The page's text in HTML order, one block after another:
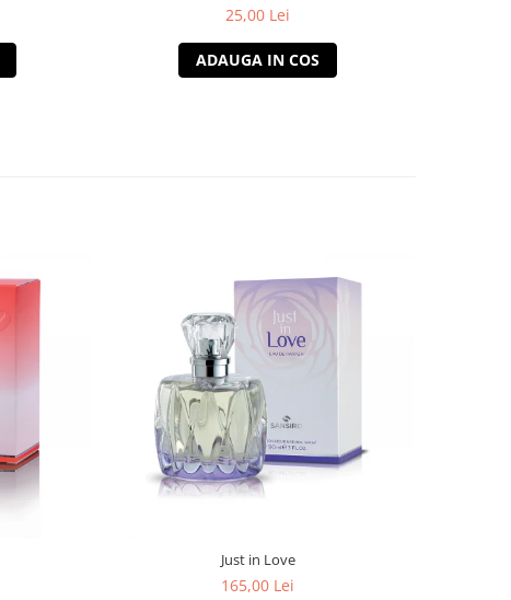
25,00 Lei
ADAUGA IN COS
Just in Love
165,00 Lei